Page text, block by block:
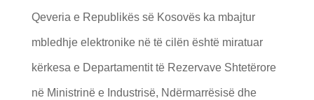
Qeveria e Republikës së Kosovës ka mbajtur
mbledhje elektronike në të cilën është miratuar
kërkesa e Departamentit të Rezervave Shtetërore
në Ministrinë e Industrisë, Ndërmarrësisë dhe